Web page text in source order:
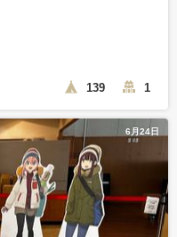
139 1
6月24日